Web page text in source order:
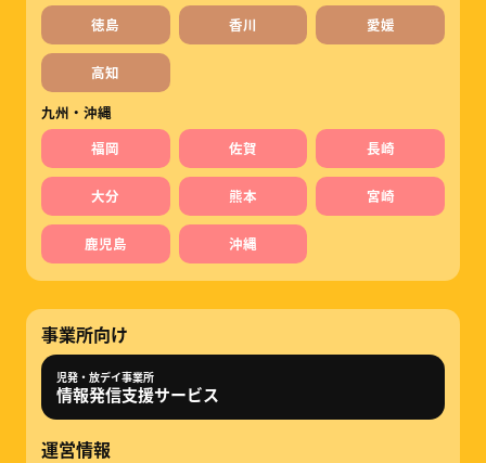
徳島
香川 愛媛
高知
九州・沖縄
福岡
佐賀 長崎
大分 熊本 宮崎
鹿児島 沖縄
事業所向け
児発・放デイ事業所
情報発信支援サービス
運営情報